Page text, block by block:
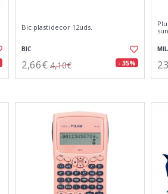
Bic plastidecor 12uds.
BIC
2,66€ 4,10€ - 35%